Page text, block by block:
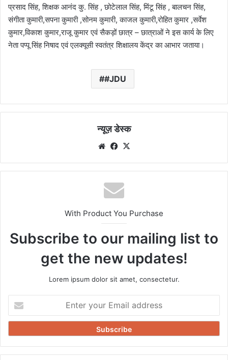
प्रसाद सिंह, शिक्षक आनंद कु. सिंह , छोटेलाल सिंह, मिंटू सिंह , बालचन सिंह,
संगीता कुमारी,सपना कुमारी ,सोनम कुमारी, काजल कुमारी,रोहित कुमार ,सर्वेश
कुमार,विकाश कुमार,राजू कुमार एवं सैकड़ों छात्र – छात्राओं ने इस कार्य के लिए
नेता पप्पू सिंह निषाद एवं एलक्यूसी स्वतंत्र शिक्षालय केंद्र का आभार जताया।
#JDU
न्यूज़ डेस्क
WebsiteFacebook
With Product You Purchase
Subscribe to our mailing list to
get the new updates!
Lorem ipsum dolor sit amet, consectetur.
your
Email